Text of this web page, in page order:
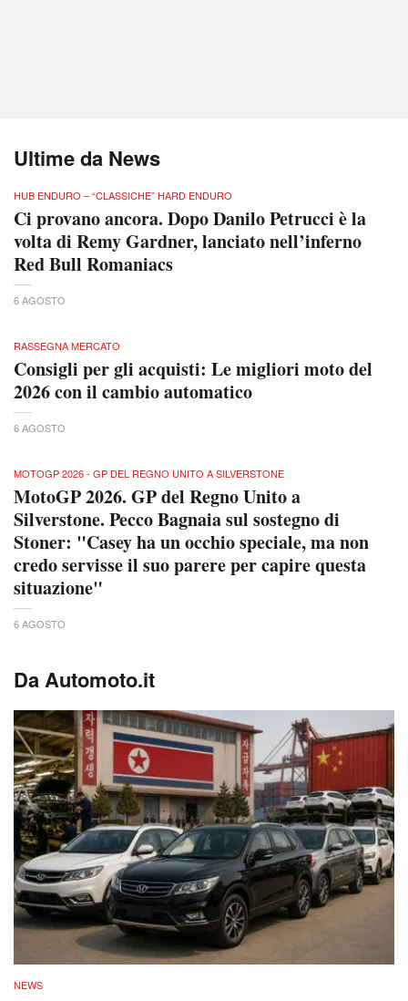
Ultime da News
HUB ENDURO – “CLASSICHE” HARD ENDURO
Ci provano ancora. Dopo Danilo Petrucci è la
volta di Remy Gardner, lanciato nell’inferno
Red Bull Romaniacs
6 AGOSTO
RASSEGNA MERCATO
Consigli per gli acquisti: Le migliori moto del
2026 con il cambio automatico
6 AGOSTO
MOTOGP 2026 - GP DEL REGNO UNITO A SILVERSTONE
MotoGP 2026. GP del Regno Unito a
Silverstone. Pecco Bagnaia sul sostegno di
Stoner: "Casey ha un occhio speciale, ma non
credo servisse il suo parere per capire questa
situazione"
6 AGOSTO
Da Automoto.it
NEWS